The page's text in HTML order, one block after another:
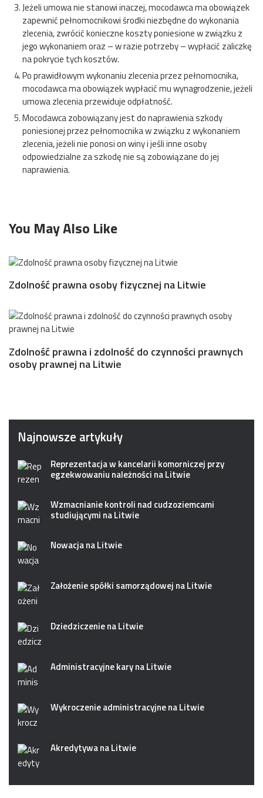
Jeżeli umowa nie stanowi inaczej, mocodawca ma obowiązek
zapewnić pełnomocnikowi środki niezbędne do wykonania
zlecenia, zwrócić konieczne koszty poniesione w związku z
jego wykonaniem oraz – w razie potrzeby – wypłacić zaliczkę
na pokrycie tych kosztów.
Po prawidłowym wykonaniu zlecenia przez pełnomocnika,
mocodawca ma obowiązek wypłacić mu wynagrodzenie, jeżeli
umowa zlecenia przewiduje odpłatność.
Mocodawca zobowiązany jest do naprawienia szkody
poniesionej przez pełnomocnika w związku z wykonaniem
zlecenia, jeżeli nie ponosi on winy i jeśli inne osoby
odpowiedzialne za szkodę nie są zobowiązane do jej
naprawienia.
You May Also Like
Zdolność prawna osoby fizycznej na Litwie
Zdolność prawna i zdolność do czynności prawnych
osoby prawnej na Litwie
Najnowsze artykuły
Reprezentacja w kancelarii komorniczej przy
egzekwowaniu należności na Litwie
Wzmacnianie kontroli nad cudzoziemcami
studiującymi na Litwie
Nowacja na Litwie
Założenie spółki samorządowej na Litwie
Dziedziczenie na Litwie
Administracyjne kary na Litwie
Wykroczenie administracyjne na Litwie
Akredytywa na Litwie